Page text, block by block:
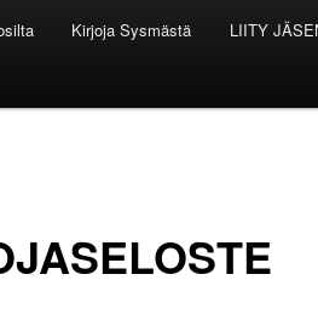
Kirjoja Sysmästä LIITY